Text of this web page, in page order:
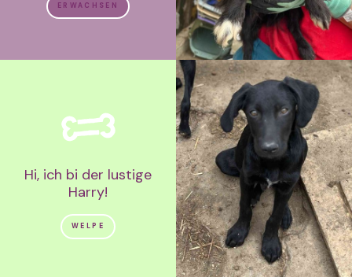
ERWACHSEN
Hi, ich bi der lustige
Harry!
WELPE